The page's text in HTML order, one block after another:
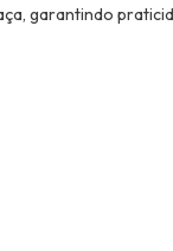
garantindo